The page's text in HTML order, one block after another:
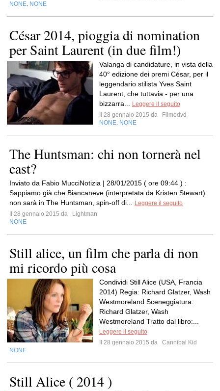
NONE NONE
César 2014, pioggia di nomination
per Saint Laurent (in due film!)
Valanga di candidature, in vista della
40° edizione dei premi César, per il
leggendario stilista Yves Saint
Laurent, che tuttavia - per una
bizzarra...
Leggere il seguito
Il 28 gennaio 2015 da
Filmedvd
NONE NONE
The Huntsman: chi non tornerà nel
cast?
Inviato da Fabio MucciNotizia | 28/01/2015 ( ore 09:44 ) :
Sappiamo già che Biancaneve (interpretata da Kristen Stewart)
non sarà in The Huntsman, spin-off di...
Leggere il seguito
Il 28 gennaio 2015 da
Lightman
NONE
Still alice, un film che parla di non
mi ricordo più cosa
Condividi Still Alice (USA, Francia
2014) Regia: Richard Glatzer, Wash
Westmoreland Sceneggiatura:
Richard Glatzer, Wash
Westmoreland Tratto dal libro:...
Leggere il seguito
Il 28 gennaio 2015 da
Cannibal Kid
NONE
Still Alice ( 2014 )